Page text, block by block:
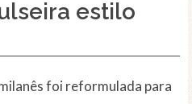
estilo
foi reformulada para